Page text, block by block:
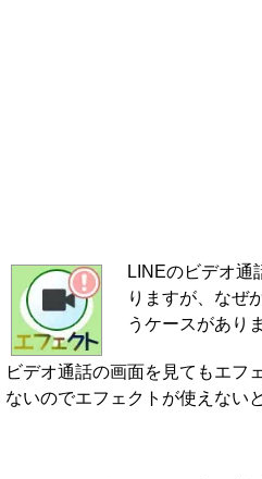
LINEのビデオ通
りますが、なぜ
うケースがあり
ビデオ通話の画面を見てもエフ
ないのでエフェクトが使えない